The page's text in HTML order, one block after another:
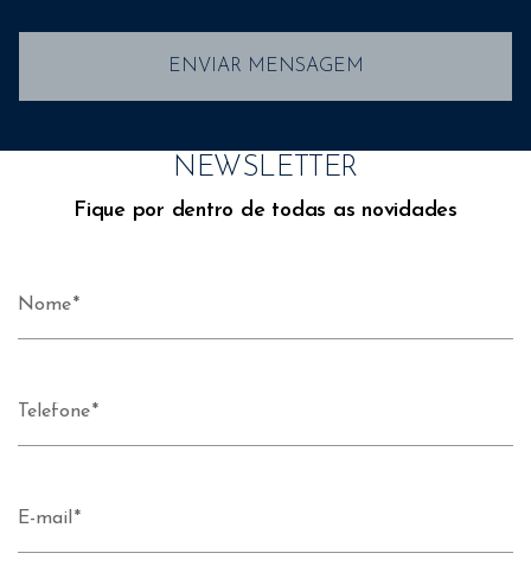
ENVIAR MENSAGEM
NEWSLETTER
Fique por dentro de todas as novidades
Nome
Telefone
E-mail